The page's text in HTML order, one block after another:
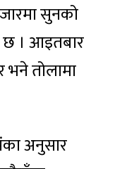
सुनको
छ । आइतबार
भने तोलामा
अनुसार